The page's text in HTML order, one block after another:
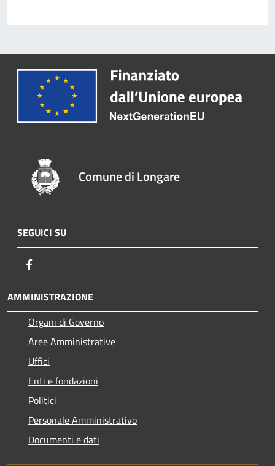
Comune di Longare
SEGUICI SU
AMMINISTRAZIONE
Organi di Governo
Aree Amministrative
Uffici
Enti e fondazioni
Politici
Personale Amministrativo
Documenti e dati